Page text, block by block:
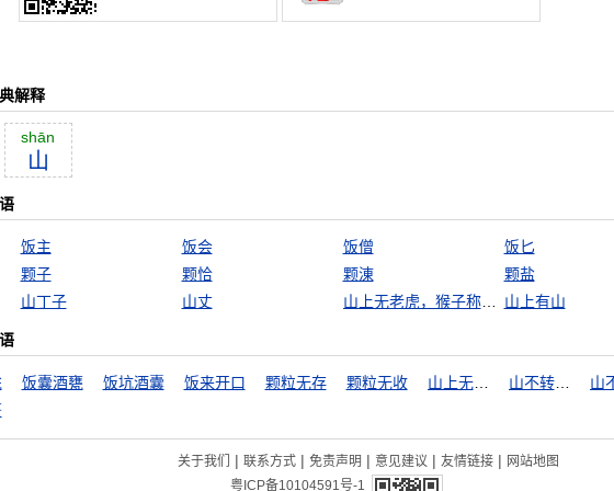
解释
shān
山
饭主 饭会 饭僧
饭匕
颗子 颗恰 颗涷
颗盐
山丁子 山丈 山上无老虎，猴子称大王 山上有山
饭囊酒甕 饭坑酒囊 饭来开口 颗粒无存 颗粒无收 山上无老虎，猴子称大王 山不转水转
关于我们 | 联系方式 | 免责声明 | 意见建议 | 友情链接 | 网站地图
粤ICP备10104591号-1